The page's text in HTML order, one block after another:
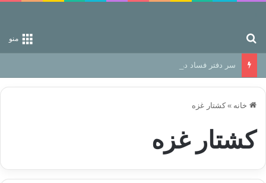
منو
سر دفتر فساد در زمین‌، دوری وکناره‌گیری از راه خداست‌!
خانه » کشتار غزه
کشتار غزه